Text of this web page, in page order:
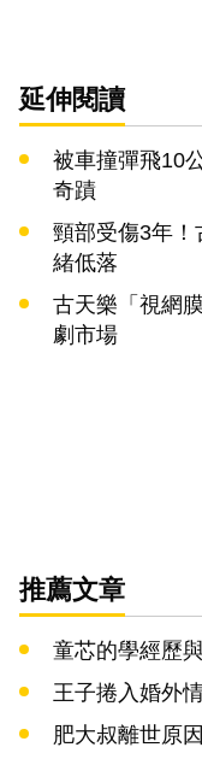
延伸閱讀
被車撞彈飛10
奇蹟
頸部受傷3年！
緒低落
古天樂「視網
劇市場
推薦文章
童芯的學經歷
王子捲入婚外
肥大叔離世原